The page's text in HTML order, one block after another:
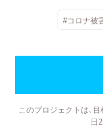
#コロナ被
このプロジェクトは、
日